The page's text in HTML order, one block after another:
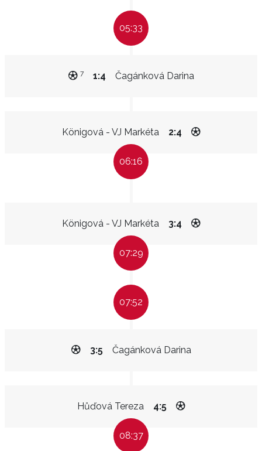
05:33
Čagánková Darina
1:4
7
Königová - VJ Markéta 2:4
06:16
Königová - VJ Markéta 3:4
07:29
07:52
Čagánková Darina
3:5
Hůďová Tereza 4:5
08:37